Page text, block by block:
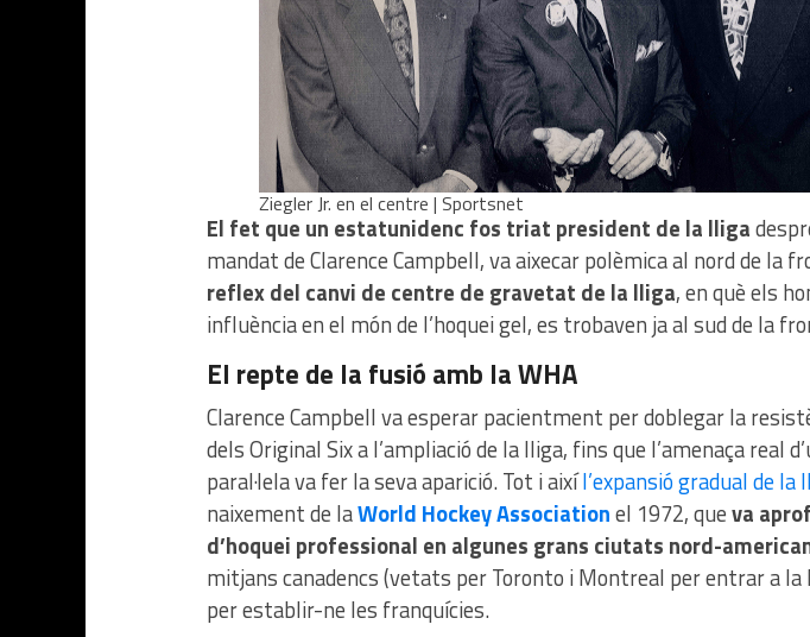
Ziegler Jr. en el centre | Sportsnet
El fet que un estatunidenc fos triat president de la lliga
mandat de Clarence Campbell, va aixecar polèmica al nord de la
reflex del canvi de centre de gravetat de la lliga, en què els
influència en el món de l’hoquei gel, es trobaven ja al sud de la
El repte de la fusió amb la WHA
Clarence Campbell va esperar pacientment per doblegar la
dels Original Six a l’ampliació de la lliga, fins que l’amenaça real
paral·lela va fer la seva aparició. Tot i aixíl’expansió gradual de la
naixement de laWorld Hockey Associationel 1972, queva
d’hoquei professional en algunes grans ciutats nord-
mitjans canadencs (vetats per Toronto i Montreal per entrar a la
per establir-ne les franquícies.